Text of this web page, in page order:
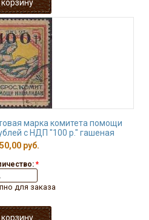
марка комитета помощи
с НДП "100 р." гашеная
руб.
*
для заказа